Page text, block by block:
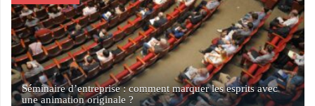
Séminaire d’entreprise : comment marquer les esprits avec
une animation originale ?